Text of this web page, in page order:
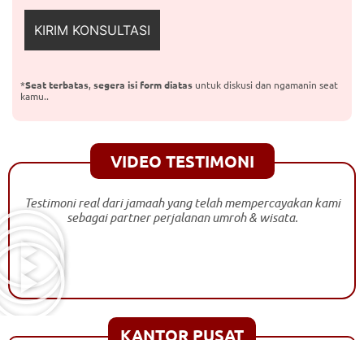
*Seat terbatas, segera isi form diatas untuk diskusi dan ngamanin seat
kamu..
VIDEO TESTIMONI
Testimoni real dari jamaah yang telah mempercayakan kami
sebagai partner perjalanan umroh & wisata.
KANTOR PUSAT